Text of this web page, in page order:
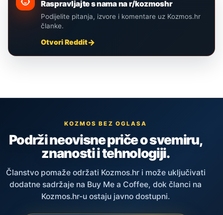
Raspravljajte s nama na r/kozmoshr
Podijelite pitanja, izvore i komentare uz Kozmos.hr
članke.
Otvori Reddit
KOZMOS BEZ OGLASA
Podrži neovisne priče o svemiru,
znanosti i tehnologiji.
Članstvo pomaže održati Kozmos.hr i može uključivati
dodatne sadržaje na Buy Me a Coffee, dok članci na
Kozmos.hr-u ostaju javno dostupni.